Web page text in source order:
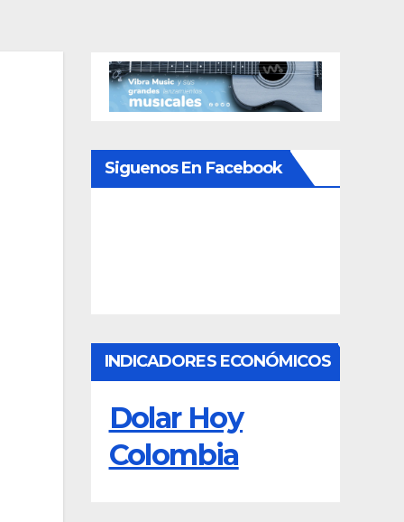
Siguenos En Facebook
INDICADORES ECONÓMICOS
Dolar Hoy
Colombia